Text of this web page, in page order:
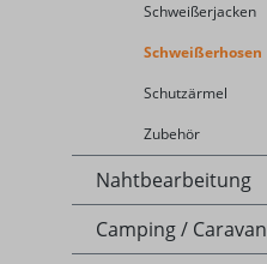
Schweißerjacken
Schweißerhosen
Schutzärmel
Zubehör
Nahtbearbeitung
Camping / Caravan